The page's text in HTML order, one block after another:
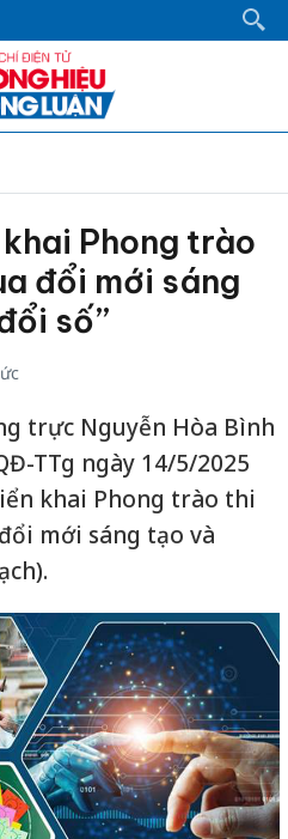
Phong trào
đổi mới sáng
số”
trực Nguyễn Hòa Bình
TTg ngày 14/5/2025
khai Phong trào thi
mới sáng tạo và